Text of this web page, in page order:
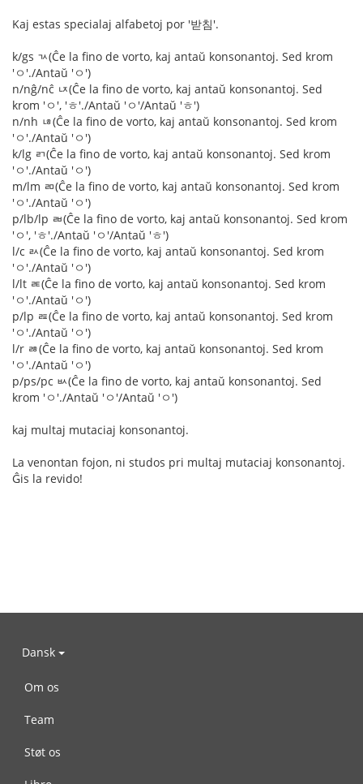
Kaj estas specialaj alfabetoj por '받침'.
k/gs ㄳ(Ĉe la fino de vorto, kaj antaŭ konsonantoj. Sed krom
'ㅇ'./Antaŭ 'ㅇ')
n/nĝ/nĉ ㄵ(Ĉe la fino de vorto, kaj antaŭ konsonantoj. Sed
krom 'ㅇ', 'ㅎ'./Antaŭ 'ㅇ'/Antaŭ 'ㅎ')
n/nh ㄶ(Ĉe la fino de vorto, kaj antaŭ konsonantoj. Sed krom
'ㅇ'./Antaŭ 'ㅇ')
k/lg ㄺ(Ĉe la fino de vorto, kaj antaŭ konsonantoj. Sed krom
'ㅇ'./Antaŭ 'ㅇ')
m/lm ㄻ(Ĉe la fino de vorto, kaj antaŭ konsonantoj. Sed krom
'ㅇ'./Antaŭ 'ㅇ')
p/lb/lp ㄼ(Ĉe la fino de vorto, kaj antaŭ konsonantoj. Sed krom
'ㅇ', 'ㅎ'./Antaŭ 'ㅇ'/Antaŭ 'ㅎ')
l/c ㄽ(Ĉe la fino de vorto, kaj antaŭ konsonantoj. Sed krom
'ㅇ'./Antaŭ 'ㅇ')
l/lt ㄾ(Ĉe la fino de vorto, kaj antaŭ konsonantoj. Sed krom
'ㅇ'./Antaŭ 'ㅇ')
p/lp ㄿ(Ĉe la fino de vorto, kaj antaŭ konsonantoj. Sed krom
'ㅇ'./Antaŭ 'ㅇ')
l/r ㅀ(Ĉe la fino de vorto, kaj antaŭ konsonantoj. Sed krom
'ㅇ'./Antaŭ 'ㅇ')
p/ps/pc ㅄ(Ĉe la fino de vorto, kaj antaŭ konsonantoj. Sed
krom 'ㅇ'./Antaŭ 'ㅇ'/Antaŭ 'ㅇ')
kaj multaj mutaciaj konsonantoj.
La venontan fojon, ni studos pri multaj mutaciaj konsonantoj.
Ĝis la revido!
Dansk
Om os
Team
Støt os